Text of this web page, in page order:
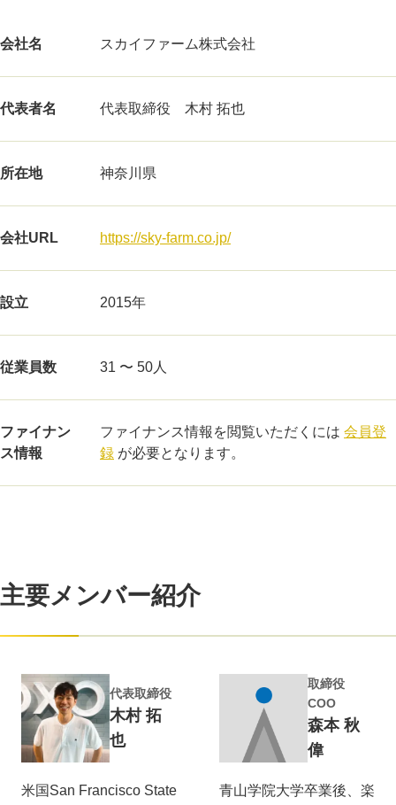
会社名 スカイファーム株式会社
代表者名 代表取締役 木村 拓也
所在地 神奈川県
会社URL https://sky-farm.co.jp/
設立 2015年
従業員数 31 〜 50人
ファイナン
ス情報
ファイナンス情報を閲覧いただくには 会員登
録 が必要となります。
主要メンバー紹介
代表取締役
木村 拓
也
米国San Francisco State
取締役
COO
森本 秋
偉
青山学院大学卒業後、楽